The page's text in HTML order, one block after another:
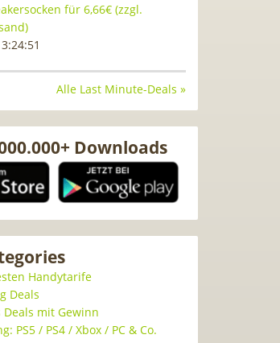
für 6,66€ (zzgl.
Alle Last Minute-Deals »
Downloads
Handytarife
Deals
Deals mit Gewinn
PS5 / PS4 / Xbox / PC & Co.